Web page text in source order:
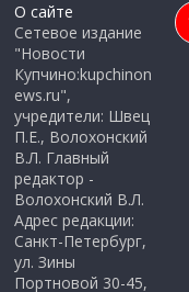
О сайте
Сетевое издание
"Новости
Купчино:kupchinon
ews.ru",
учредители: Швец
П.Е., Волохонский
В.Л. Главный
редактор -
Волохонский В.Л.
Адрес редакции:
Санкт-Петербург,
ул. Зины
Портновой 30-45,